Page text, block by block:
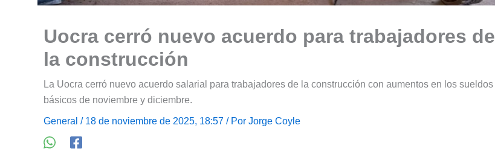
Uocra cerró nuevo acuerdo para trabajadores de
la construcción
La Uocra cerró nuevo acuerdo salarial para trabajadores de la construcción con aumentos en los sueldos
básicos de noviembre y diciembre.
General / 18 de noviembre de 2025, 18:57 / Por Jorge Coyle